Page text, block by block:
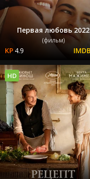
Первая любовь 2022
(фильм)
4.9
HD